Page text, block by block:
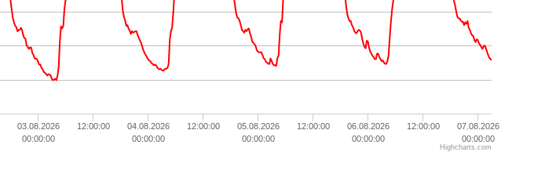
03.08.2026
00:00:00
12:00:00
04.08.2026
00:00:00
12:00:00
05.08.2026
00:00:00
12:00:00
06.08.2026
00:00:00
12:00:00
07.08.2026
00:00:00
Highcharts.com